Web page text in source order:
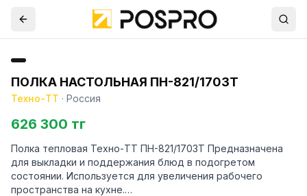
ПОЛКА НАСТОЛЬНАЯ ПН-821/1703Т
Техно-ТТ · Россия
626 300 тг
Полка тепловая Техно-ТТ ПН-821/1703Т Предназначена
для выкладки и поддержания блюд в подогретом
состоянии. Используется для увеличения рабочего
пространства на кухне.